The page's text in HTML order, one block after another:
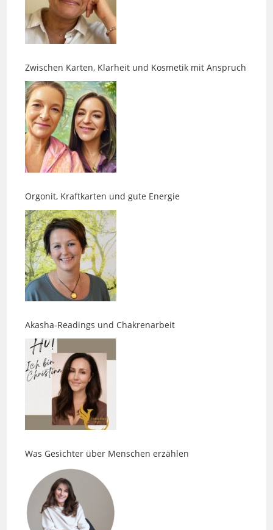
Zwischen Karten, Klarheit und Kosmetik mit Anspruch
Orgonit, Kraftkarten und gute Energie
Akasha-Readings und Chakrenarbeit
Was Gesichter über Menschen erzählen